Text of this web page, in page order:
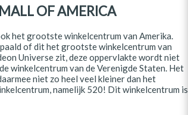
OF AMERICA
het grootste winkelcentrum van Amerika.
of dit het grootste winkelcentrum van
Universe zit, deze oppervlakte wordt niet
winkelcentrum van de Verenigde Staten. Het
niet zo heel veel kleiner dan het
namelijk 520! Dit winkelcentrum is